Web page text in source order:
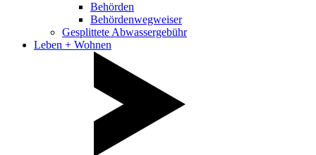
Behörden
Behördenwegweiser
Gesplittete Abwassergebühr
Leben + Wohnen